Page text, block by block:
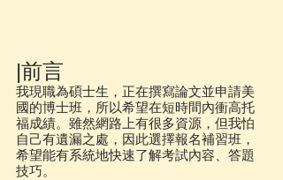
|前言
我現職為碩士生，正在撰寫論文並申請美
國的博士班，所以希望在短時間內衝高托
福成績。雖然網路上有很多資源，但我怕
自己有遺漏之處，因此選擇報名補習班，
希望能有系統地快速了解考試內容、答題
技巧。